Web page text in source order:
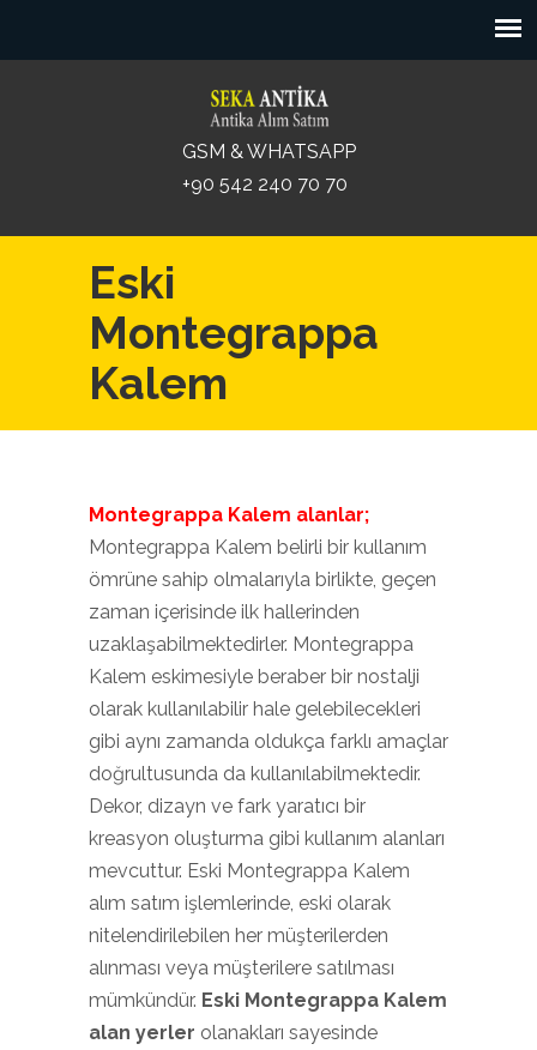
GSM & WHATSAPP
+90 542 240 70 70
Eski
Montegrappa
Kalem
Montegrappa Kalem alanlar;
Montegrappa Kalem belirli bir kullanım
ömrüne sahip olmalarıyla birlikte, geçen
zaman içerisinde ilk hallerinden
uzaklaşabilmektedirler. Montegrappa
Kalem eskimesiyle beraber bir nostalji
olarak kullanılabilir hale gelebilecekleri
gibi aynı zamanda oldukça farklı amaçlar
doğrultusunda da kullanılabilmektedir.
Dekor, dizayn ve fark yaratıcı bir
kreasyon oluşturma gibi kullanım alanları
mevcuttur. Eski Montegrappa Kalem
alım satım işlemlerinde, eski olarak
nitelendirilebilen her müşterilerden
alınması veya müşterilere satılması
mümkündür. Eski Montegrappa Kalem
alan yerler olanakları sayesinde